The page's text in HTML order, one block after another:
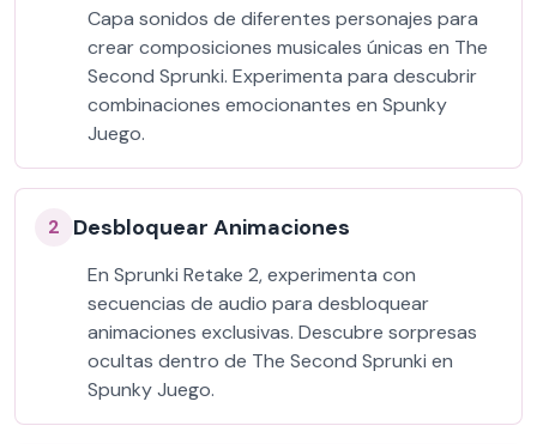
Capa sonidos de diferentes personajes para
crear composiciones musicales únicas en The
Second Sprunki. Experimenta para descubrir
combinaciones emocionantes en Spunky
Juego.
2 Desbloquear Animaciones
En Sprunki Retake 2, experimenta con
secuencias de audio para desbloquear
animaciones exclusivas. Descubre sorpresas
ocultas dentro de The Second Sprunki en
Spunky Juego.